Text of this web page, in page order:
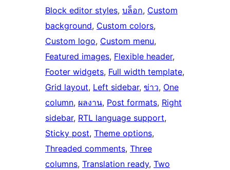
Block editor styles, บล็อก, Custom
background, Custom colors
Custom logo, Custom menu
Featured images, Flexible header
Footer widgets, Full width template
Grid layout, Left sidebar, ข่าว, One
column, ผลงาน, Post formats, Right
sidebar, RTL language support
Sticky post, Theme options
Threaded comments, Three
columns, Translation ready, Two